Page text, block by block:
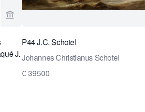
Voir la page vendeur de Van Brug
J.
P44 J.C. Schotel
Johannes Christianus Schotel
€ 39500